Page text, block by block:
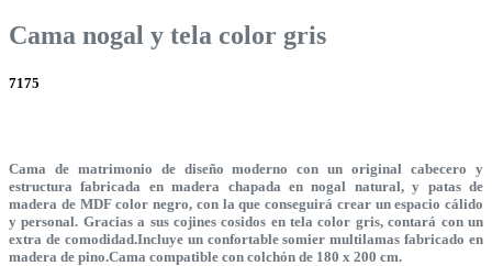
Cama nogal y tela color gris
7175
Cama de matrimonio de diseño moderno con un original cabecero y
estructura fabricada en madera chapada en nogal natural, y patas de
madera de MDF color negro, con la que conseguirá crear un espacio cálido
y personal. Gracias a sus cojines cosidos en tela color gris, contará con un
extra de comodidad.Incluye un confortable somier multilamas fabricado en
madera de pino.Cama compatible con colchón de 180 x 200 cm.